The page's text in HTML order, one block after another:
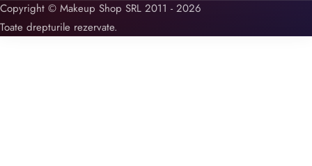
Copyright © Makeup Shop SRL 2011 - 2026
Toate drepturile rezervate.